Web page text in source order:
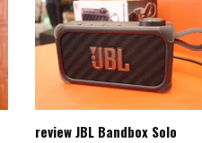
review JBL Bandbox Solo